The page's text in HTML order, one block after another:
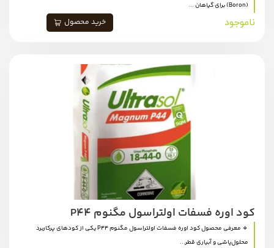
(Boron) برای گیاهان ...
ناموجود خرید محصول
کود اوره فسفات اولتراسول مگنوم P44
🔹 معرفی محصول کود اوره فسفات اولتراسول مگنوم P44 یکی از کودهای پرکاربرد
محلول‌پاشی و آبیاری قطر...